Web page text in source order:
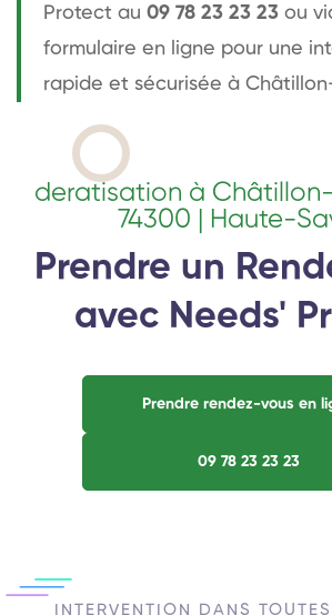
Protect au 09 78 23 23 23 ou
formulaire en ligne pour une
rapide et sécurisée à
deratisation à
74300 | Haute-
Prendre un
avec Needs'
Prendre rendez-vous en
09 78 23 23 23
INTERVENTION DANS